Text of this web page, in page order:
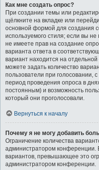
Как мне создать опрос?
При создании темы или
щёлкните на вкладке или
основной формой для создания
используемого стиля; если вы
не имеете прав на создание
варианта ответа в
вариант находится на
можете задать количество
пользователи при голосовании,
период проведения опроса в
постоянным) и возможность
который они проголосовали.
Вернуться к началу
Почему я не могу добавить
Ограничение количества
администратором конференции.
вариантов, превышающее это
администратором конференции.